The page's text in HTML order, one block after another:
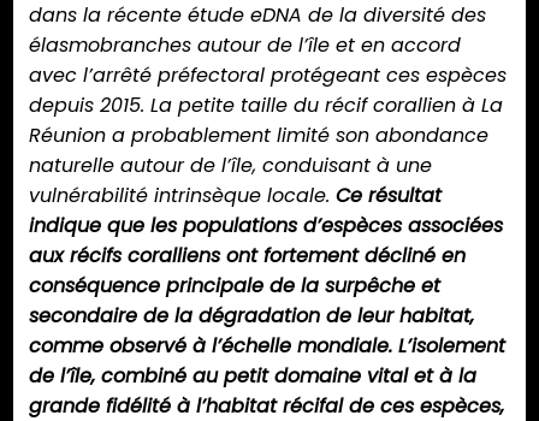
dans la récente étude eDNA de la diversité des
élasmobranches autour de l’île et en accord
avec l’arrêté préfectoral protégeant ces espèces
depuis 2015. La petite taille du récif corallien à La
Réunion a probablement limité son abondance
naturelle autour de l’île, conduisant à une
vulnérabilité intrinsèque locale. Ce résultat
indique que les populations d’espèces associées
aux récifs coralliens ont fortement décliné en
conséquence principale de la surpêche et
secondaire de la dégradation de leur habitat,
comme observé à l’échelle mondiale. L’isolement
de l’île, combiné au petit domaine vital et à la
grande fidélité à l’habitat récifal de ces espèces,